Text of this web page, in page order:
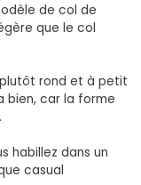
de col de
que le col
rond et à petit
bien, car la forme
habillez dans un
casual